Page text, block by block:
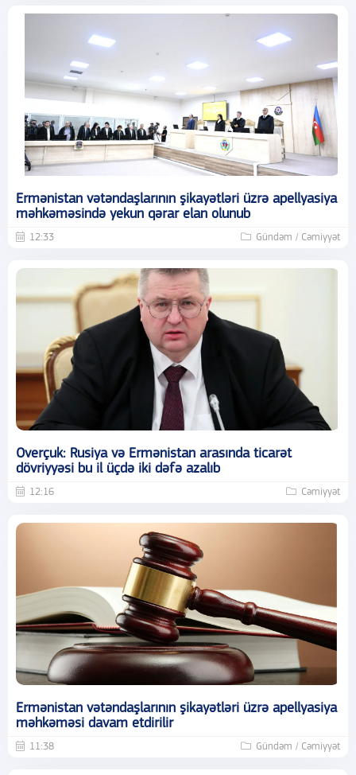
Ermənistan vətəndaşlarının şikayətləri üzrə apellyasiya
məhkəməsində yekun qərar elan olunub
12:33 Gündəm / Cəmiyyət
Overçuk: Rusiya və Ermənistan arasında ticarət
dövriyyəsi bu il üçdə iki dəfə azalıb
12:16 Cəmiyyət
Ermənistan vətəndaşlarının şikayətləri üzrə apellyasiya
məhkəməsi davam etdirilir
11:38 Gündəm / Cəmiyyət